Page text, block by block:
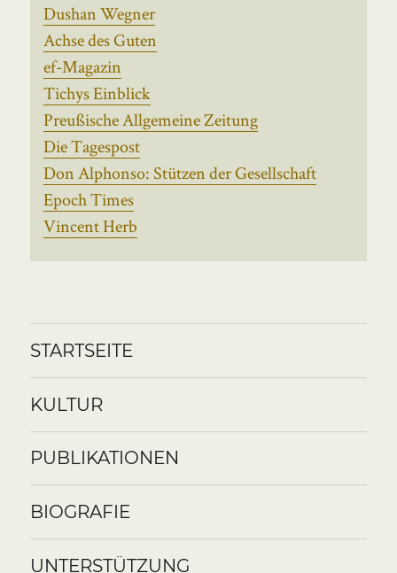
Dushan Wegner
Achse des Guten
ef-Magazin
Tichys Einblick
Preußische Allgemeine Zeitung
Die Tagespost
Don Alphonso: Stützen der Gesellschaft
Epoch Times
Vincent Herb
STARTSEITE
KULTUR
PUBLIKATIONEN
BIOGRAFIE
UNTERSTÜTZUNG